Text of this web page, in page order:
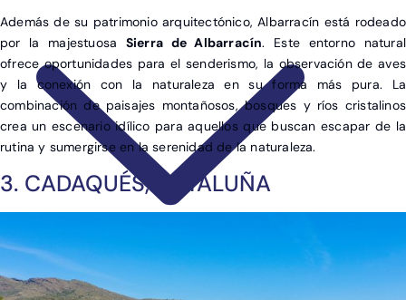
Europa África
Además de su patrimonio arquitectónico, Albarracín está rodeado
por la majestuosa Sierra de Albarracín. Este entorno natural
ofrece oportunidades para el senderismo, la observación de aves
y la conexión con la naturaleza en su forma más pura. La
combinación de paisajes montañosos, bosques y ríos cristalinos
crea un escenario idílico para aquellos que buscan escapar de la
rutina y sumergirse en la serenidad de la naturaleza.
3. CADAQUÉS, CATALUÑA